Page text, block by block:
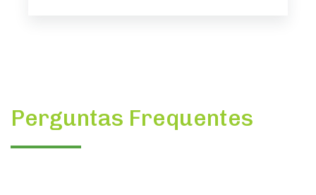
Perguntas Frequentes